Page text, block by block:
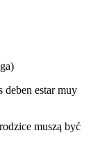
deben estar muy
muszą być